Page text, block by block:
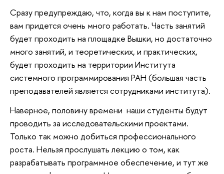
Сразу предупреждаю, что, когда вы к нам поступите,
вам придется очень много работать. Часть занятий
будет проходить на площадке Вышки, но достаточно
много занятий, и теоретических, и практических,
будет проходить на территории Института
системного программирования РАН (большая часть
преподавателей является сотрудниками института).
Наверное, половину времени наши студенты будут
проводить за исследовательскими проектами.
Только так можно добиться профессионального
роста. Нельзя прослушать лекцию о том, как
разрабатывать программное обеспечение, и тут же